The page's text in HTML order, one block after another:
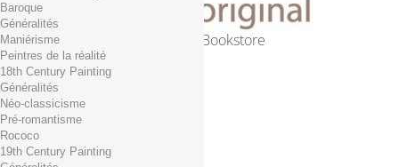
Online Art Bookstore
Cart (empty)
No products
Free shipping!
0,00 € Total
Check out
Baroque
Généralités
Maniérisme
Peintres de la réalité
18th Century Painting
Généralités
Néo-classicisme
Pré-romantisme
Rococo
19th Century Painting